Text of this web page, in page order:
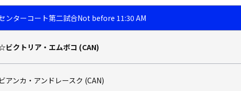
ンターコート第二試合Not before 11:30 AM
ビクトリア・エムボコ (CAN)
アンカ・アンドレースク (CAN)